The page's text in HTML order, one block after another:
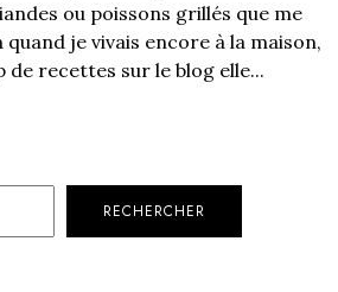
ou poissons grillés que me
je vivais encore à la maison,
de recettes sur le blog elle...
RECHERCHER